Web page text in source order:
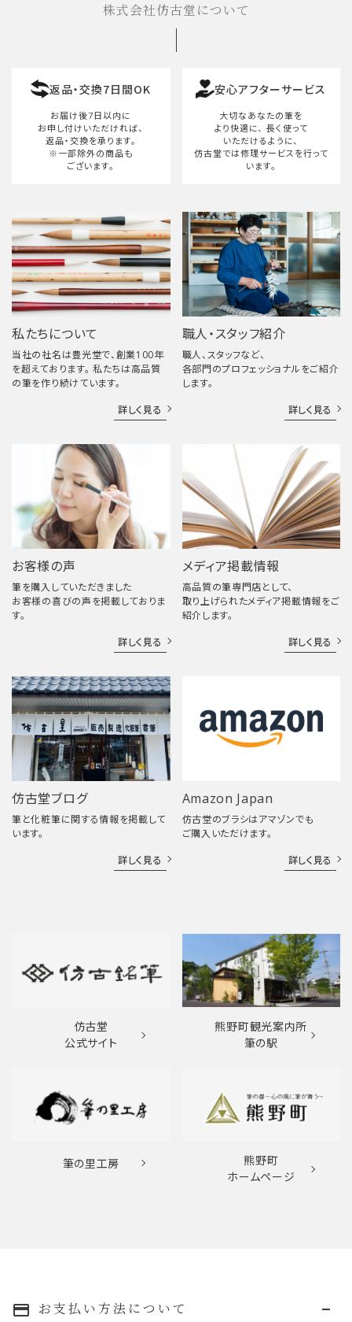
株式会社仿古堂について
返品・交換7日間OK
お届け後7日以内に
お申し付けいただければ、
返品・交換を承ります。
※一部除外の商品も
ございます。
安心アフターサービス
大切なあなたの筆を
より快適に、 長く使って
いただけるように、
仿古堂では修理サービスを行って
います。
私たちについて
当社の社名は豊光堂で、創業100年
を超えております。 私たちは高品質
の筆を作り続けています。
詳しく見る
職人・スタッフ紹介
職人、スタッフなど、
各部門のプロフェッショナルをご紹介
します。
詳しく見る
お客様の声
筆を購入していただきました
お客様の喜びの声を掲載しておりま
す。
詳しく見る
メディア掲載情報
高品質の筆専門店として、
取り上げられたメディア掲載情報をご
紹介します。
詳しく見る
仿古堂ブログ
筆と化粧筆に関する情報を掲載して
います。
詳しく見る
Amazon Japan
仿古堂のブラシはアマゾンでも
ご購入いただけます。
詳しく見る
仿古堂
公式サイト
熊野町観光案内所
筆の駅
筆の里工房
熊野町
ホームページ
payment お支払い方法について